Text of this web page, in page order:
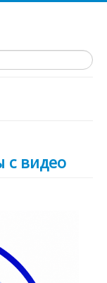
с видео